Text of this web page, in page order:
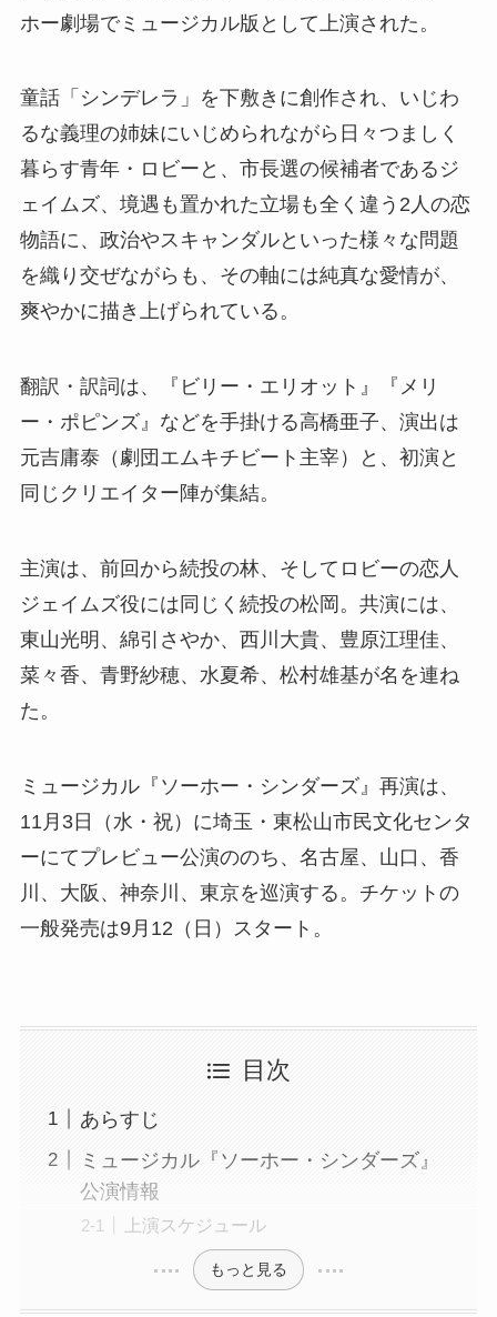
ホー劇場でミュージカル版として上演された。
童話「シンデレラ」を下敷きに創作され、いじわ
るな義理の姉妹にいじめられながら日々つましく
暮らす青年・ロビーと、市長選の候補者であるジ
ェイムズ、境遇も置かれた立場も全く違う2人の恋
物語に、政治やスキャンダルといった様々な問題
を織り交ぜながらも、その軸には純真な愛情が、
爽やかに描き上げられている。
翻訳・訳詞は、『ビリー・エリオット』『メリ
ー・ポピンズ』などを手掛ける高橋亜子、演出は
元吉庸泰（劇団エムキチビート主宰）と、初演と
同じクリエイター陣が集結。
主演は、前回から続投の林、そしてロビーの恋人
ジェイムズ役には同じく続投の松岡。共演には、
東山光明、綿引さやか、西川大貴、豊原江理佳、
菜々香、青野紗穂、水夏希、松村雄基が名を連ね
た。
ミュージカル『ソーホー・シンダーズ』再演は、
11月3日（水・祝）に埼玉・東松山市民文化センタ
ーにてプレビュー公演ののち、名古屋、山口、香
川、大阪、神奈川、東京を巡演する。チケットの
一般発売は9月12（日）スタート。
目次
あらすじ
ミュージカル『ソーホー・シンダーズ』
公演情報
上演スケジュール
もっと見る